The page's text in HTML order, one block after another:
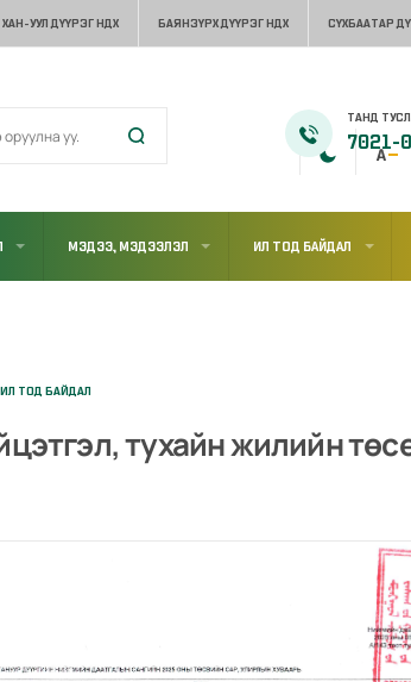
ХАН-УУЛ ДҮҮРЭГ НДХ БАЯНЗҮРХ ДҮҮРЭГ НДХ СҮХБААТАР
ТАНД
7021-
МЭДЭЭ, МЭДЭЭЛЭЛ ИЛ ТОД БАЙДАЛ
ТОД БАЙДАЛ
тухайн жилийн